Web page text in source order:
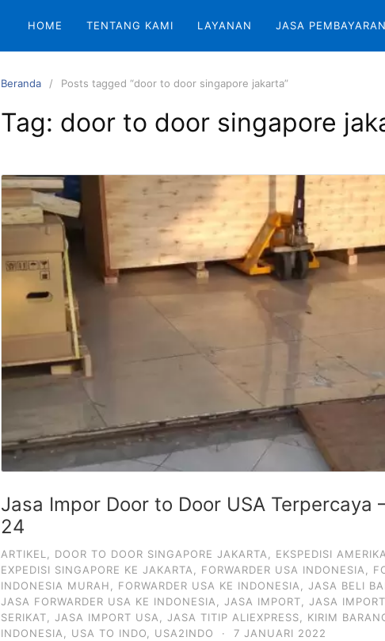
HOME TENTANG KAMI LAYANAN JASA
Beranda Posts tagged “door to door singapore jakarta”
Tag: door to door singapore
Jasa Impor Door to Door USA Terpercaya
24
ARTIKEL DOOR TO DOOR SINGAPORE JAKARTA EKSPEDISI
EXPEDISI SINGAPORE KE JAKARTA
FORWARDER USA INDONESIA
INDONESIA MURAH
FORWARDER USA KE INDONESIA JASA BELI
JASA FORWARDER USA KE INDONESIA
JASA IMPORT
JASA
SERIKAT
JASA IMPORT USA JASA TITIP ALIEXPRESS
KIRIM
INDONESIA
USA TO INDO USA2INDO · 7 JANUARI 2022